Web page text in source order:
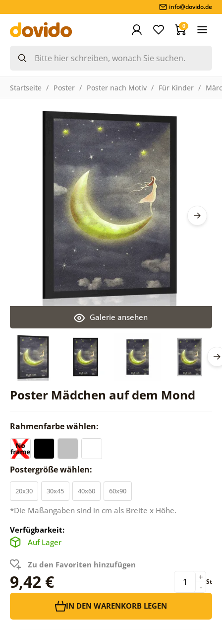
info@dovido.de
0
Startseite Poster Poster nach Motiv Für Kinder
Poster Mädchen auf dem Mond
Galerie ansehen
Rahmenfarbe wählen:
Postergröße wählen:
20x30 30x45 40x60 60x90
*Die Maßangaben sind in cm als Breite x Höhe.
Verfügbarkeit:
Auf Lager
Zu den Favoriten hinzufügen
9,42 € -
+ St
IN DEN WARENKORB LEGEN